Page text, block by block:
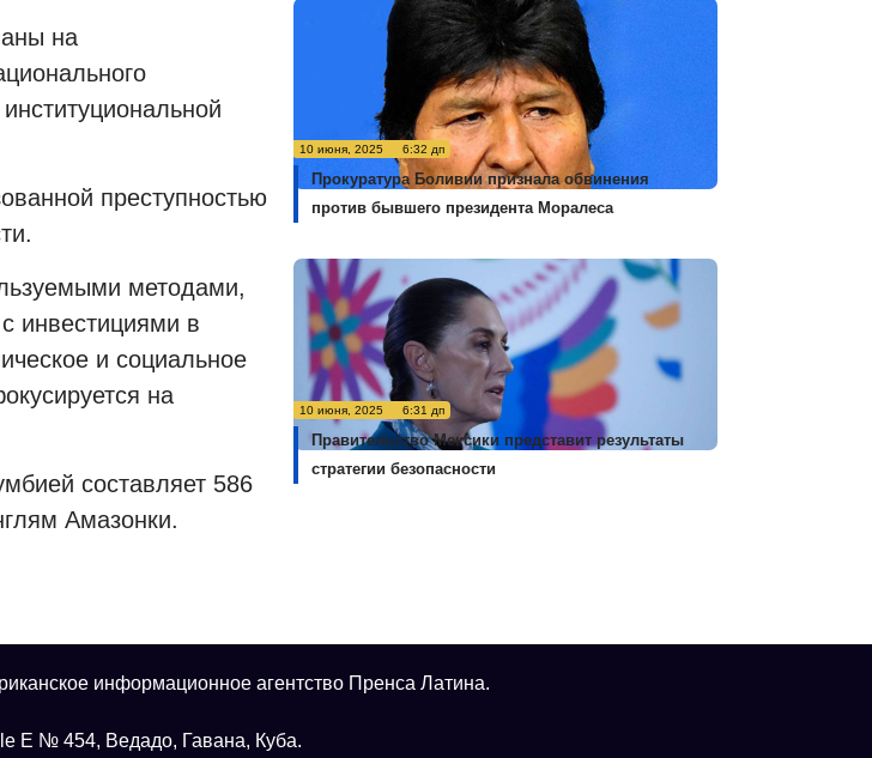
на
преступностью
методами,
инвестициями в
и социальное
на
составляет 586
Амазонки.
10 июня, 2025 6:32 дп
Прокуратура Боливии признала обвинения
против бывшего президента Моралеса
10 июня, 2025 6:31 дп
Правительство Мексики представит результаты
стратегии безопасности
информационное агентство Пренса Латина.
E № 454, Ведадо, Гавана, Куба.